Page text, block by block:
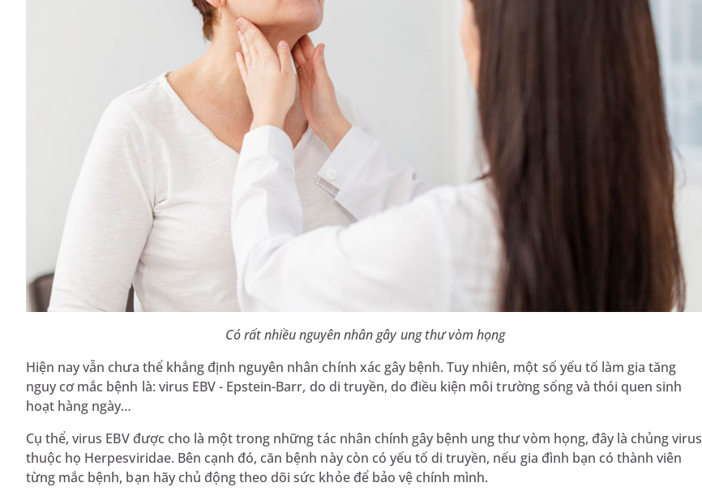
Có rất nhiều nguyên nhân gây ung thư vòm họng
Hiện nay vẫn chưa thể khẳng định nguyên nhân chính xác gây bệnh. Tuy nhiên, một số yếu tố làm gia tăng
nguy cơ mắc bệnh là: virus EBV - Epstein-Barr, do di truyền, do điều kiện môi trường sống và thói quen sinh
hoạt hàng ngày…
Cụ thể, virus EBV được cho là một trong những tác nhân chính gây bệnh ung thư vòm họng, đây là chủng virus
thuộc họ Herpesviridae. Bên cạnh đó, căn bệnh này còn có yếu tố di truyền, nếu gia đình bạn có thành viên
từng mắc bệnh, bạn hãy chủ động theo dõi sức khỏe để bảo vệ chính mình.